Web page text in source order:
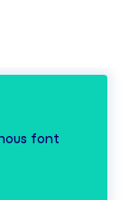
font